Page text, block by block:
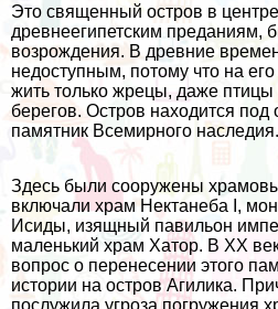
Это священный остров в
древнеегипетским преданиям,
возрождения. В древние
недоступным, потому что на
жить только жрецы, даже птицы
берегов. Остров находится
памятник Всемирного наследия.
Здесь были сооружены
включали храм Нектанеба I,
Исиды, изящный павильон
маленький храм Хатор. В XX
вопрос о перенесении этого
истории на остров Агилика.
послужила угроза погружения